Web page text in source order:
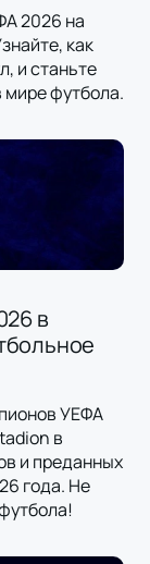
2026 на
как
и станьте
мире футбола.
в
УЕФА
в
и преданных
года. Не